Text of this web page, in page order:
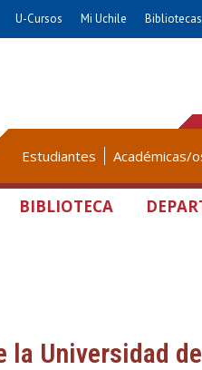
U-Cursos Mi Uchile Bibliotecas
Estudiantes Académicas/
BIBLIOTECA
Universidad